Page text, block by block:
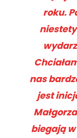
roku.
nas
jest
biegają w